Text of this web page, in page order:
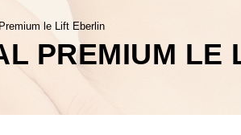
le Lift Eberlin
PREMIUM LE